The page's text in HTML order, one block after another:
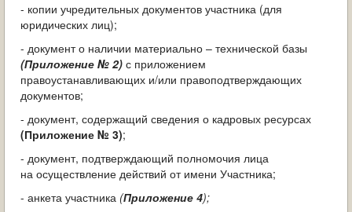
- копии учредительных документов участника (для
юридических лиц);
- документ о наличии материально – технической базы
(Приложение № 2) с приложением
правоустанавливающих и/или правоподтверждающих
документов;
- документ, содержащий сведения о кадровых ресурсах
(Приложение № 3);
- документ, подтверждающий полномочия лица
на осуществление действий от имени Участника;
- анкета участника (Приложение 4);